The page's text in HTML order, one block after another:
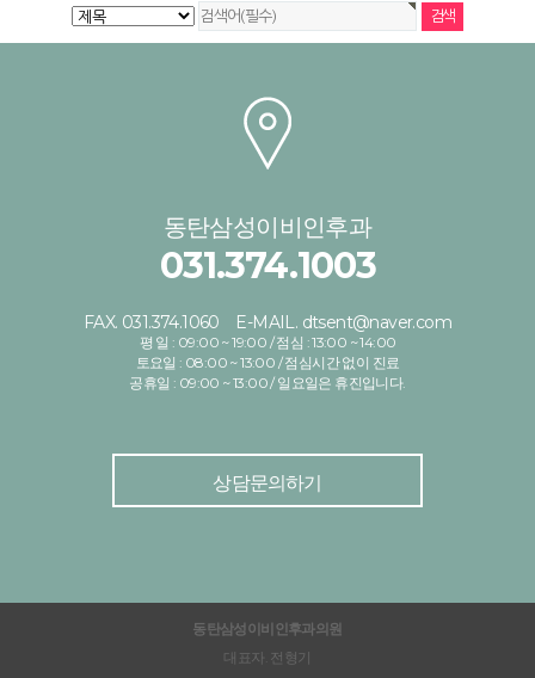
동탄삼성이비인후과
031.374.1003
FAX. 031.374.1060 E-MAIL. dtsent@naver.com
평 일 : 09:00 ~ 19:00 / 점심 : 13:00 ~ 14:00
토요일 : 08:00 ~ 13:00 / 점심시간 없이 진료
공휴일 : 09:00 ~ 13:00 / 일요일은 휴진입니다.
상담문의하기
동탄삼성이비인후과의원
대표자. 전형기